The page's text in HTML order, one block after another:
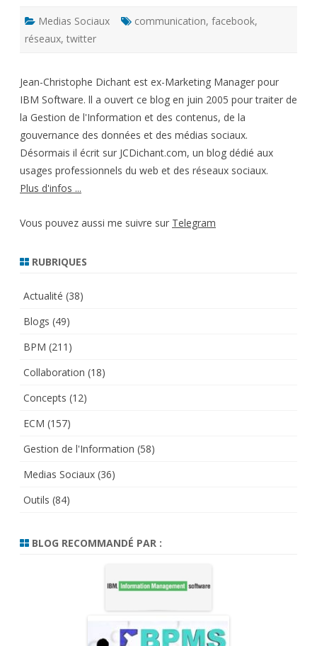
Medias Sociaux communication, facebook,
réseaux, twitter
Jean-Christophe Dichant est ex-Marketing Manager pour
IBM Software. ll a ouvert ce blog en juin 2005 pour traiter de
la Gestion de l'Information et des contenus, de la
gouvernance des données et des médias sociaux.
Désormais il écrit sur JCDichant.com, un blog dédié aux
usages professionnels du web et des réseaux sociaux.
Plus d'infos ...
Vous pouvez aussi me suivre sur Telegram
RUBRIQUES
Actualité (38)
Blogs (49)
BPM (211)
Collaboration (18)
Concepts (12)
ECM (157)
Gestion de l'Information (58)
Medias Sociaux (36)
Outils (84)
BLOG RECOMMANDÉ PAR :